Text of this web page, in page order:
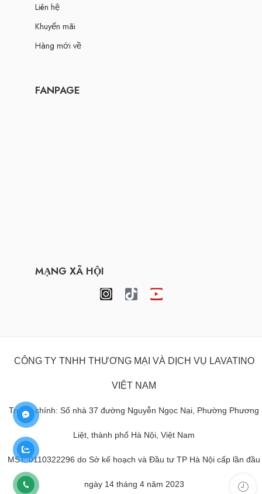
Liên hệ
Khuyến mãi
Hàng mới về
FANPAGE
MẠNG XÃ HỘI
CÔNG TY TNHH THƯƠNG MẠI VÀ DỊCH VỤ LAVATINO
VIỆT NAM
Trụ sở chính: Số nhà 37 đường Nguyễn Ngọc Nại, Phường Phương
Liệt, thành phố Hà Nội, Việt Nam
MST: 0110322296 do Sở kế hoạch và Đầu tư TP Hà Nội cấp lần đầu
ngày 14 tháng 4 năm 2023